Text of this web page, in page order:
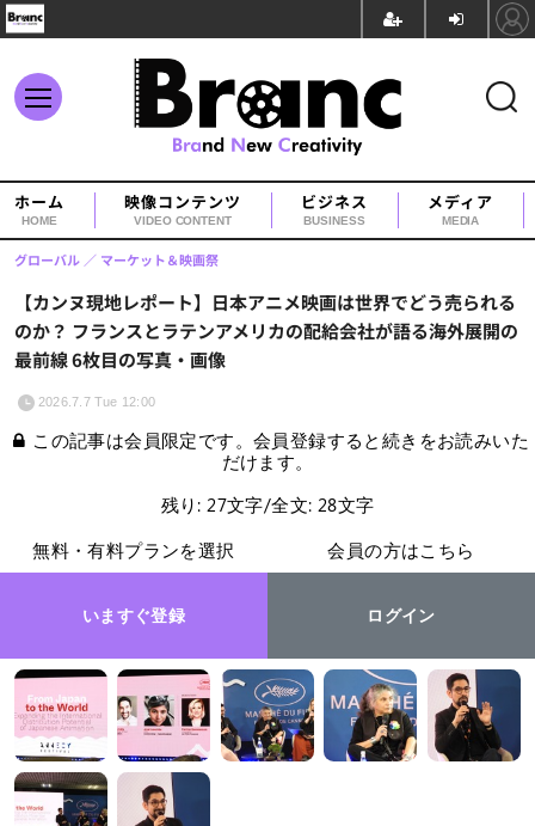
ホーム
HOME
映像コンテンツ
VIDEO CONTENT
ビジネス
BUSINESS
メディア
MEDIA
【カンヌ現地レポート】日本アニメ映画は世界でどう売られる
のか？ フランスとラテンアメリカの配給会社が語る海外展開の
最前線 6枚目の写真・画像
グローバル マーケット＆映画祭
2026.7.7 Tue 12:00
この記事は会員限定です。会員登録すると続きをお読みいた
だけます。
残り: 27文字/全文: 28文字
無料・有料プランを選択
いますぐ登録
会員の方はこちら
ログイン